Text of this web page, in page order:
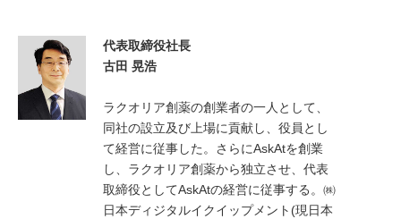
代表取締役社長
古田 晃浩
ラクオリア創薬の創業者の一人として、
同社の設立及び上場に貢献し、役員とし
て経営に従事した。さらにAskAtを創業
し、ラクオリア創薬から独立させ、代表
取締役としてAskAtの経営に従事する。㈱
日本ディジタルイクイップメント(現日本